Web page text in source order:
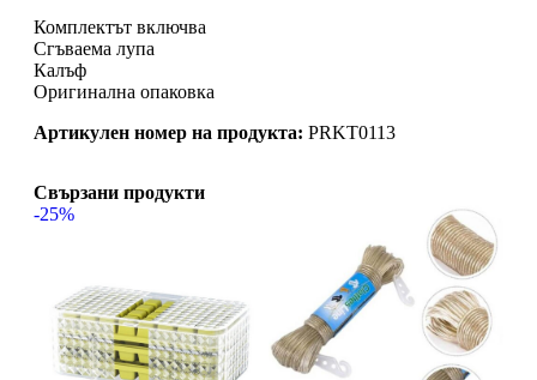
Комплектът включва
Сгъваема лупа
Калъф
Оригинална опаковка
Артикулен номер на продукта: PRKT0113
Свързани продукти
-25%